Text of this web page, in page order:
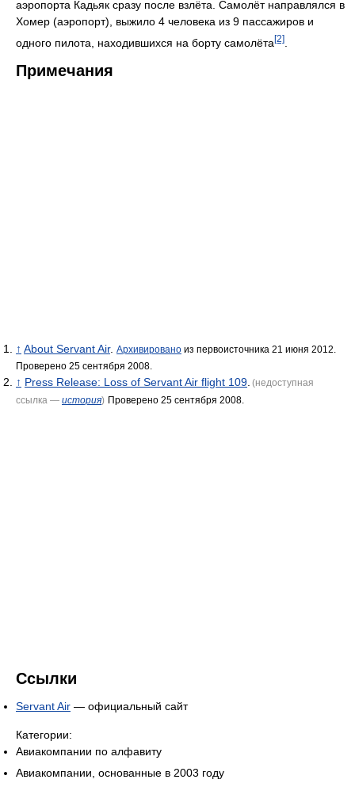
аэропорта Кадьяк сразу после взлёта. Самолёт направлялся в
Хомер (аэропорт), выжило 4 человека из 9 пассажиров и
одного пилота, находившихся на борту самолёта[2]
Примечания
↑ About Servant Air. Архивировано из первоисточника 21 июня 2012.
Проверено 25 сентября 2008.
↑ Press Release: Loss of Servant Air flight 109. (недоступная
ссылка — история) Проверено 25 сентября 2008.
Ссылки
Servant Air — официальный сайт
Категории:
Авиакомпании по алфавиту
Авиакомпании, основанные в 2003 году